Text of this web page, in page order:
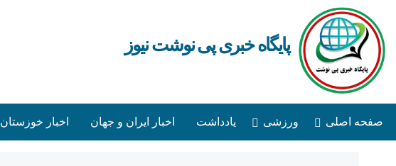
پایگاه خبری پی نوشت نیوز
صفحه اصلی ورزشی یادداشت اخبار ایران و جهان اخبار خوزستان